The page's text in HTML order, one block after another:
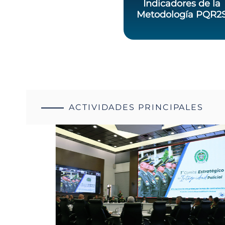
Indicadores de la
Metodología
ACTIVIDADES PRINCIPALES